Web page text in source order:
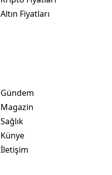
Altın Fiyatları
Gündem
Magazin
Sağlık
Künye
İletişim